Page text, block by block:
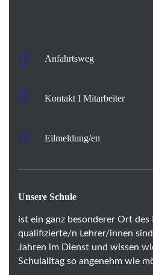
Anfahrtsweg
Kontakt I Mitarbeiter
Eilmeldung/en
Unsere Schule
ist ein ganz besonderer Ort des
qualifizierte/n Lehrer/innen
Jahren im Dienst und wissen
Schulalltag so angenehm wie